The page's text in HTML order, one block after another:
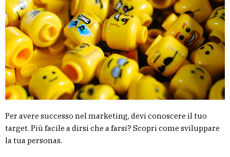
Per avere successo nel marketing, devi conoscere il tuo
target. Più facile a dirsi che a farsi? Scopri come sviluppare
la tua personas.